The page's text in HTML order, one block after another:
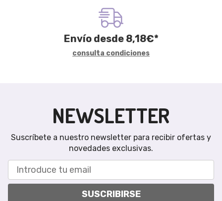
Envío desde 8,18€*
consulta condiciones
NEWSLETTER
Suscríbete a nuestro newsletter para recibir ofertas y
novedades exclusivas.
SUSCRIBIRSE